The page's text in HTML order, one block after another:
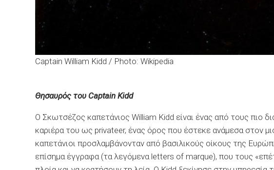
Captain William Kidd / Photo: Wikipedia
Θησαυρός του Captain Kidd
Ο Σκωτσέζος καπετάνιος William Kidd είναι ένας από τους πιο
καριέρα του ως privateer, ένας όρος που έστεκε ανάμεσα στον
καπετάνιοι προσλαμβάνονταν από βασιλικούς οίκους της
επίσημα έγγραφα (τα λεγόμενα letters of marque), που τους